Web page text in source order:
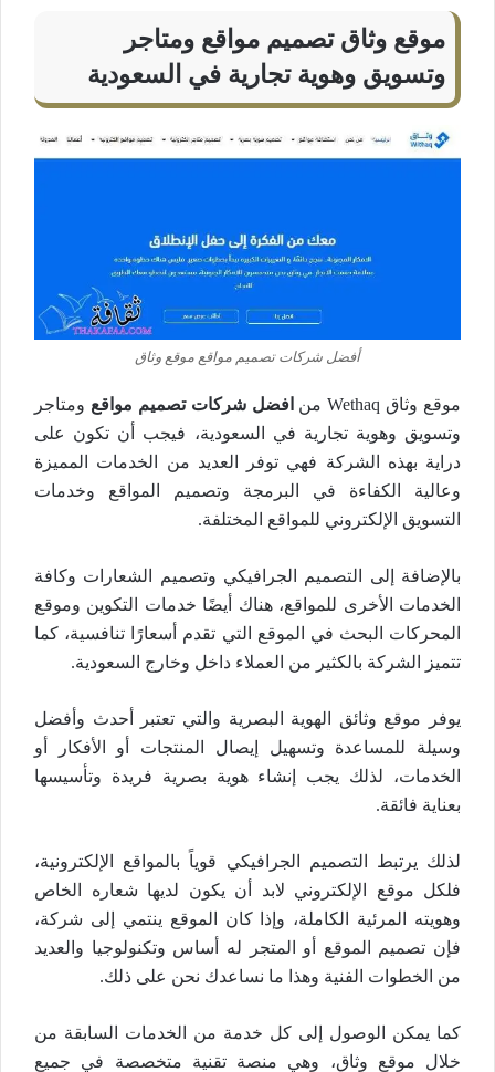
موقع وثاق تصميم مواقع ومتاجر
وتسويق وهوية تجارية في السعودية
أفضل شركات تصميم مواقع موقع وثاق
موقع وثاق Wethaq من افضل شركات تصميم مواقع ومتاجر
وتسويق وهوية تجارية في السعودية، فيجب أن تكون على
دراية بهذه الشركة فهي توفر العديد من الخدمات المميزة
وعالية الكفاءة في البرمجة وتصميم المواقع وخدمات
التسويق الإلكتروني للمواقع المختلفة.
بالإضافة إلى التصميم الجرافيكي وتصميم الشعارات وكافة
الخدمات الأخرى للمواقع، هناك أيضًا خدمات التكوين وموقع
المحركات البحث في الموقع التي تقدم أسعارًا تنافسية، كما
تتميز الشركة بالكثير من العملاء داخل وخارج السعودية.
يوفر موقع وثائق الهوية البصرية والتي تعتبر أحدث وأفضل
وسيلة للمساعدة وتسهيل إيصال المنتجات أو الأفكار أو
الخدمات، لذلك يجب إنشاء هوية بصرية فريدة وتأسيسها
بعناية فائقة.
لذلك يرتبط التصميم الجرافيكي قوياً بالمواقع الإلكترونية،
فلكل موقع الإلكتروني لابد أن يكون لديها شعاره الخاص
وهويته المرئية الكاملة، وإذا كان الموقع ينتمي إلى شركة،
فإن تصميم الموقع أو المتجر له أساس وتكنولوجيا والعديد
من الخطوات الفنية وهذا ما نساعدك نحن على ذلك.
كما يمكن الوصول إلى كل خدمة من الخدمات السابقة من
خلال موقع وثاق، وهي منصة تقنية متخصصة في جميع